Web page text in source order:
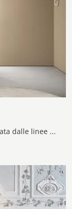
Cerchi una nuova madia pratica e sofisticata dalle linee moderne? Ti offriamo il modello Kendo di Alf Da Frè, realizzato in melaminico.